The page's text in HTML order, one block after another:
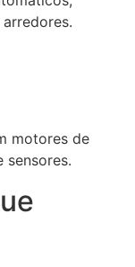
motores de
sensores.